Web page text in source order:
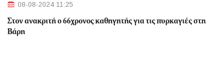
08-08-2024 11:25
Στον ανακριτή ο 66χρονος καθηγητής για τις πυρκαγιές στη
Βάρη